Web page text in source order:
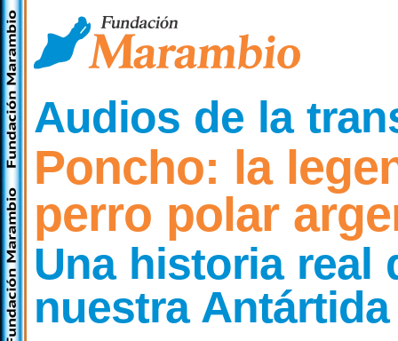
Audios de la
Poncho: la
perro polar
Una historia real
nuestra Antártida